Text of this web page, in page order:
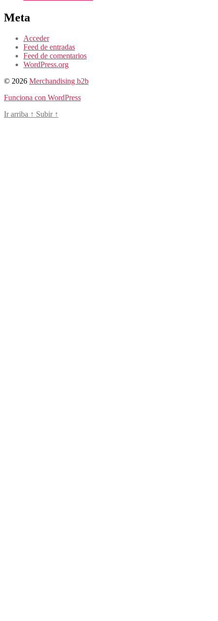
Meta
Acceder
Feed de entradas
Feed de comentarios
WordPress.org
© 2026 Merchandising b2b
Funciona con WordPress
Ir arriba ↑ Subir ↑